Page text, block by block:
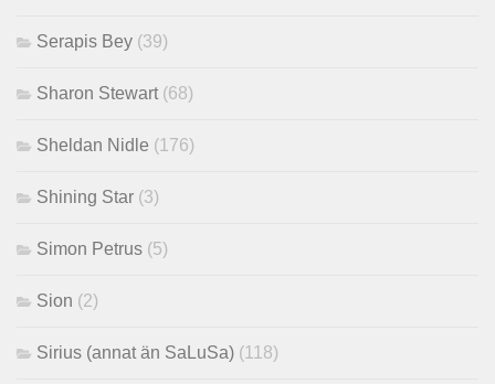
Serapis Bey (39)
Sharon Stewart (68)
Sheldan Nidle (176)
Shining Star (3)
Simon Petrus (5)
Sion (2)
Sirius (annat än SaLuSa) (118)